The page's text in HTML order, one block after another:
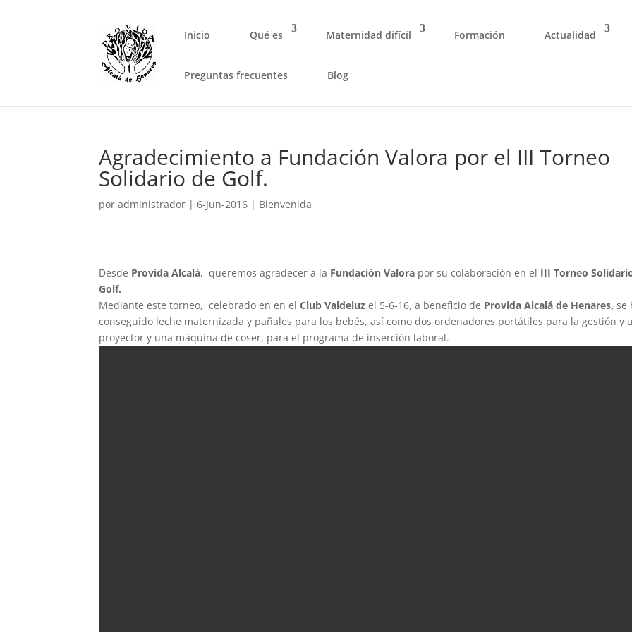
Inicio Qué es Maternidad difícil Formación Actualidad
Preguntas frecuentes Blog
Agradecimiento a Fundación Valora por el III Torneo
Solidario de Golf.
poradministrador |6-Jun-2016 | Bienvenida
Desde Provida Alcalá, queremos agradecer a la Fundación Valora por su colaboración en el III Torneo
Golf.
Mediante este torneo, celebrado en en elClub Valdeluz el 5-6-16, a beneficio de Provida Alcalá de Henares, se
conseguido leche maternizada y pañales para los bebés, así como dos ordenadores portátiles para la gestión y
proyector y una máquina de coser, para el programa de inserción laboral.